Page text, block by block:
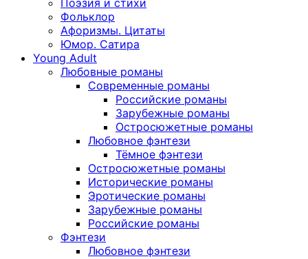
Поэзия и стихи
Фольклор
Афоризмы. Цитаты
Юмор. Сатира
Young Adult
Любовные романы
Современные романы
Российские романы
Зарубежные романы
Остросюжетные романы
Любовное фэнтези
Тёмное фэнтези
Остросюжетные романы
Исторические романы
Эротические романы
Зарубежные романы
Российские романы
Фэнтези
Любовное фэнтези